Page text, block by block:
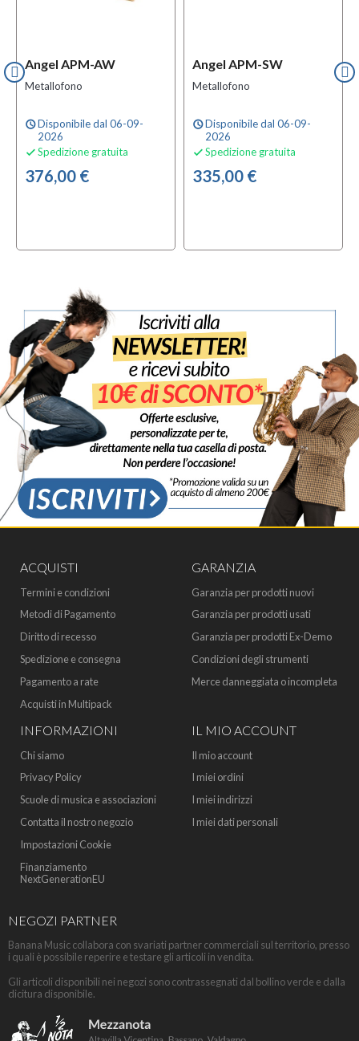
Angel APM-AW
Metallofono
scheduleDisponibile dal 06-09-
2026
 Spedizione gratuita
376,00 €
Angel APM-SW
Metallofono
scheduleDisponibile dal 06-09-
2026
 Spedizione gratuita
335,00 €
ACQUISTI
Termini e condizioni
Metodi di Pagamento
Diritto di recesso
Spedizione e consegna
Pagamento a rate
Acquisti in Multipack
GARANZIA
Garanzia per prodotti nuovi
Garanzia per prodotti usati
Garanzia per prodotti Ex-Demo
Condizioni degli strumenti
Merce danneggiata o incompleta
INFORMAZIONI
Chi siamo
Privacy Policy
Scuole di musica e associazioni
Contatta il nostro negozio
Impostazioni Cookie
Finanziamento
NextGenerationEU
IL MIO ACCOUNT
Il mio account
I miei ordini
I miei indirizzi
I miei dati personali
NEGOZI PARTNER
Banana Music collabora con svariati partner commerciali sul territorio, presso
i quali è possibile reperire e testare gli articoli in vendita.
Gli articoli disponibili nei negozi sono contrassegnati dal bollino verde e dalla
dicitura disponibile.